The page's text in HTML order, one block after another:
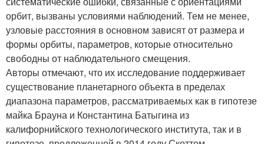
орбит, вызваны условиями наблюдений. Тем не менее,
узловые расстояния в основном зависят от размера и
формы орбиты, параметров, которые относительно
свободны от наблюдательного смещения.
Авторы отмечают, что их исследование поддерживает
существование планетарного объекта в пределах
диапазона параметров, рассматриваемых как в гипотезе
майка Брауна и Константина Батыгина из
калифорнийского технологического института, так и в